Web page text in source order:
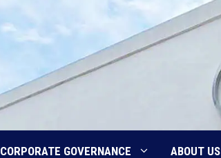
CORPORATE GOVERNANCE ABOUT US